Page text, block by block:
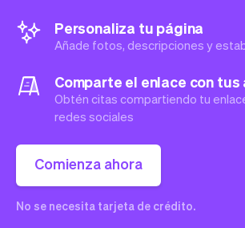
Personaliza tu página
Añade fotos, descripciones y
Comparte el enlace con tus
Obtén citas compartiendo tu
redes sociales
Comienza ahora
No se necesita tarjeta de crédito.